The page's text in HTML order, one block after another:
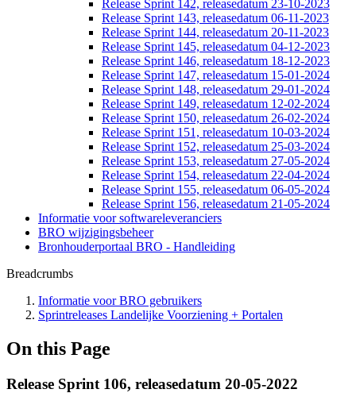
Release Sprint 142, releasedatum 23-10-2023
Release Sprint 143, releasedatum 06-11-2023
Release Sprint 144, releasedatum 20-11-2023
Release Sprint 145, releasedatum 04-12-2023
Release Sprint 146, releasedatum 18-12-2023
Release Sprint 147, releasedatum 15-01-2024
Release Sprint 148, releasedatum 29-01-2024
Release Sprint 149, releasedatum 12-02-2024
Release Sprint 150, releasedatum 26-02-2024
Release Sprint 151, releasedatum 10-03-2024
Release Sprint 152, releasedatum 25-03-2024
Release Sprint 153, releasedatum 27-05-2024
Release Sprint 154, releasedatum 22-04-2024
Release Sprint 155, releasedatum 06-05-2024
Release Sprint 156, releasedatum 21-05-2024
Informatie voor softwareleveranciers
BRO wijzigingsbeheer
Bronhouderportaal BRO - Handleiding
Breadcrumbs
Informatie voor BRO gebruikers
Sprintreleases Landelijke Voorziening + Portalen
On this Page
Release Sprint 106, releasedatum 20-05-2022